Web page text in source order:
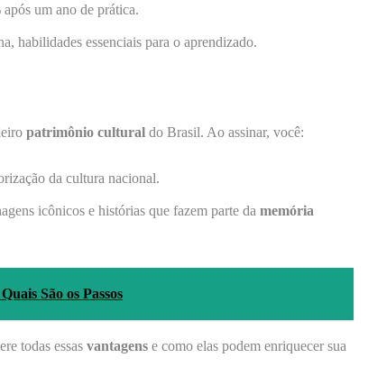
um ano de prática.
habilidades essenciais para o aprendizado.
patrimônio cultural do Brasil. Ao assinar, você:
da cultura nacional.
icônicos e histórias que fazem parte da memória
São os Passos
todas essas vantagens e como elas podem enriquecer sua